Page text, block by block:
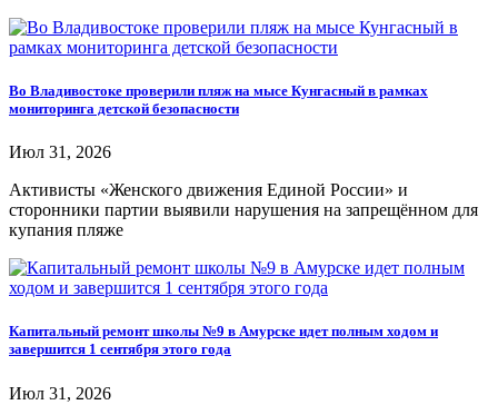
Во Владивостоке проверили пляж на мысе Кунгасный в рамках
мониторинга детской безопасности
Июл 31, 2026
Активисты «Женского движения Единой России» и
сторонники партии выявили нарушения на запрещённом для
купания пляже
Капитальный ремонт школы №9 в Амурске идет полным ходом и
завершится 1 сентября этого года
Июл 31, 2026